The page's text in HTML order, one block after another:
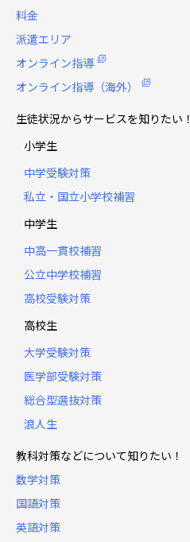
料金
派遣エリア
オンライン指導
オンライン指導（海外）
生徒状況からサービスを知りたい！
小学生
中学受験対策
私立・国立小学校補習
中学生
中高一貫校補習
公立中学校補習
高校受験対策
高校生
大学受験対策
医学部受験対策
総合型選抜対策
浪人生
教科対策などについて知りたい！
数学対策
国語対策
英語対策